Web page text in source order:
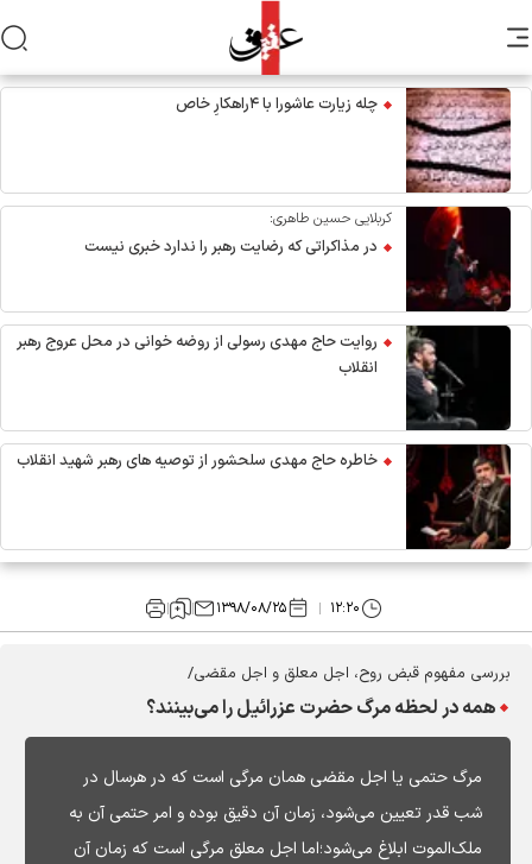
چله زیارت عاشورا با ۴راهکارِ خاص
کربلایی حسین طاهری:
در مذاکراتی که رضایت رهبر را ندارد خبری نیست
روایت حاج مهدی رسولی از روضه خوانی در محل عروج رهبر
انقلاب
خاطره حاج مهدی سلحشور از توصیه های رهبر شهید انقلاب
۱۲:۲۰ ۱۳۹۸/۰۸/۲۵
بررسی مفهوم قبض روح، اجل معلق و اجل مقضی/
همه در لحظه مرگ حضرت عزرائیل را می‌بینند؟
مرگ حتمی یا اجل مقضی همان مرگی است که در هرسال در
شب قدر تعیین می‌شود، زمان آن دقیق بوده و امر حتمی آن به
ملک‌الموت ابلاغ می‌شود؛اما اجل معلق مرگی است که زمان آن